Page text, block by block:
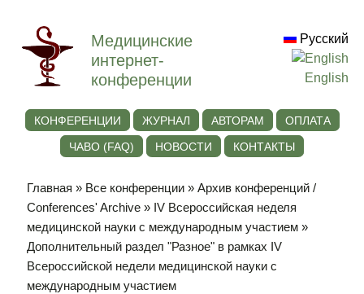
Медицинские
интернет-
конференции
Русский
English
КОНФЕРЕНЦИИ ЖУРНАЛ АВТОРАМ
ОПЛАТА
ЧАВО (FAQ)
НОВОСТИ КОНТАКТЫ
Главная » Все конференции »Архив конференций /
Conferences' Archive » IV Всероссийская неделя
медицинской науки с международным участием »
Дополнительный раздел "Разное" в рамках IV
Всероссийской недели медицинской науки с
международным участием